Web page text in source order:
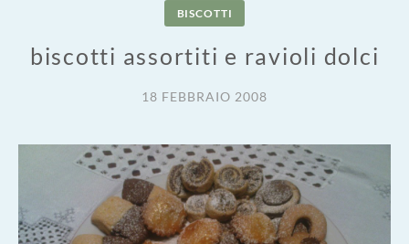
BISCOTTI
biscotti assortiti e ravioli dolci
18 FEBBRAIO 2008